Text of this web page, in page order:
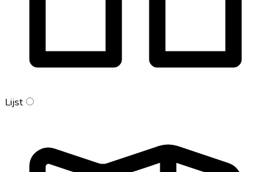
Lijst